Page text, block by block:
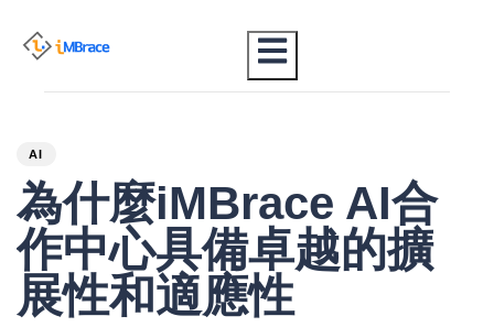
AI
為什麼iMBrace AI合
作中心具備卓越的擴
展性和適應性